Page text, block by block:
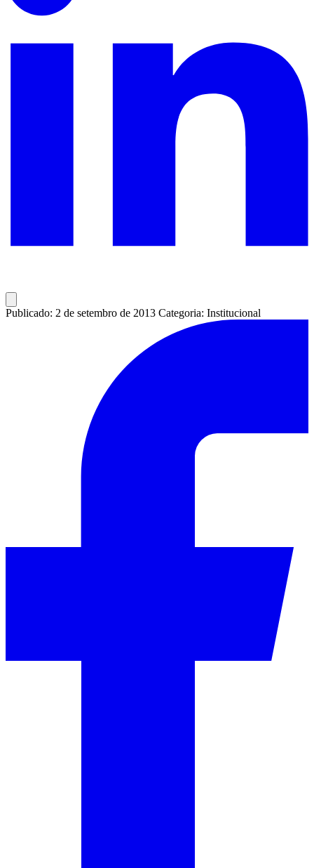
Publicado: 2 de setembro de 2013 Categoria: Institucional